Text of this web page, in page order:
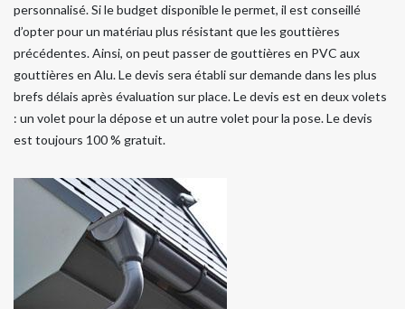
personnalisé. Si le budget disponible le permet, il est conseillé
d’opter pour un matériau plus résistant que les gouttières
précédentes. Ainsi, on peut passer de gouttières en PVC aux
gouttières en Alu. Le devis sera établi sur demande dans les plus
brefs délais après évaluation sur place. Le devis est en deux volets
: un volet pour la dépose et un autre volet pour la pose. Le devis
est toujours 100 % gratuit.